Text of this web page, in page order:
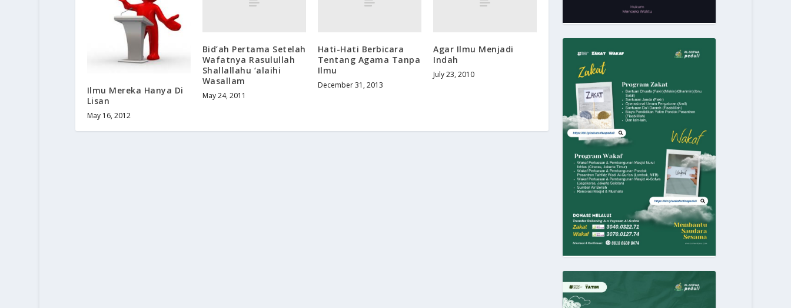
Ilmu Mereka Hanya Di
Lisan
May 16, 2012
Bid’ah Pertama Setelah
Wafatnya Rasulullah
Shallallahu ‘alaihi
Wasallam
May 24, 2011
Hati-Hati Berbicara
Tentang Agama Tanpa
Ilmu
December 31, 2013
Agar Ilmu Menjadi
Indah
July 23, 2010